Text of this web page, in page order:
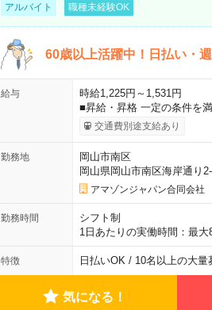
アルバイト 職種未経験OK
60歳以上活躍中！日払い・
給与
時給1,225円～1,531円
■昇給・昇格 一定の条件を
交通費別途支給あり
勤務地
岡山市南区
岡山県岡山市南区海岸通り
アマゾンジャパン合同会社
勤務時間
シフト制
1日あたりの実働時間：最
特徴 日払いOK / 10名以上の大量
気になる！